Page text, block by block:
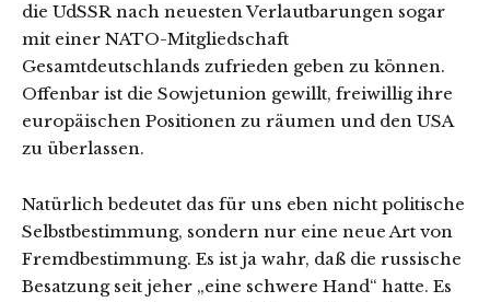
die UdSSR nach neuesten Verlautbarungen sogar
mit einer NATO-Mitgliedschaft
Gesamtdeutschlands zufrieden geben zu können.
Offenbar ist die Sowjetunion gewillt, freiwillig ihre
europäischen Positionen zu räumen und den USA
zu überlassen.
Natürlich bedeutet das für uns eben nicht politische
Selbstbestimmung, sondern nur eine neue Art von
Fremdbestimmung. Es ist ja wahr, daß die russische
Besatzung seit jeher „eine schwere Hand“ hatte. Es